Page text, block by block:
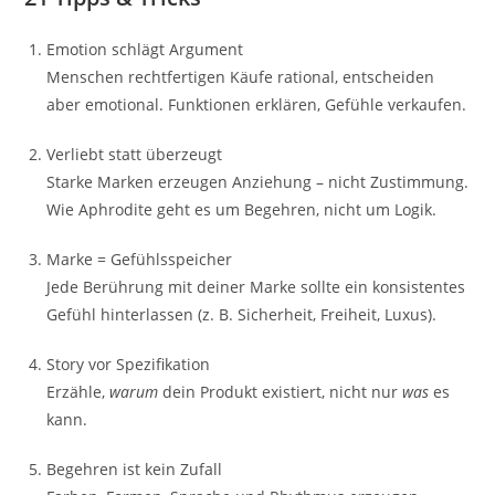
Emotion schlägt Argument
Menschen rechtfertigen Käufe rational, entscheiden
aber emotional. Funktionen erklären, Gefühle verkaufen.
Verliebt statt überzeugt
Starke Marken erzeugen Anziehung – nicht Zustimmung.
Wie Aphrodite geht es um Begehren, nicht um Logik.
Marke = Gefühlsspeicher
Jede Berührung mit deiner Marke sollte ein konsistentes
Gefühl hinterlassen (z. B. Sicherheit, Freiheit, Luxus).
Story vor Spezifikation
Erzähle,warum dein Produkt existiert, nicht nurwas es
kann.
Begehren ist kein Zufall